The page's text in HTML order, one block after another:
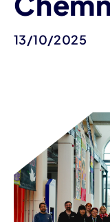
13/10/2025